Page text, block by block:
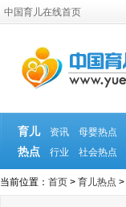
中国育儿在线首页
育儿
热点
资讯
母婴热点
行业
社会热点
当前位置： 首页 > 育儿热点 >